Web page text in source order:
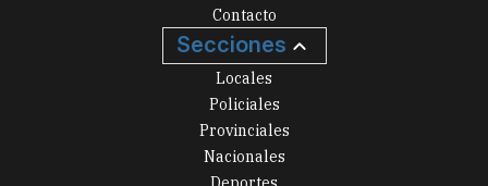
Contacto
Secciones
Locales
Policiales
Provinciales
Nacionales